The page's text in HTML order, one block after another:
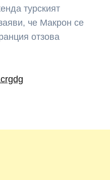
турският
че Макрон се
отзова